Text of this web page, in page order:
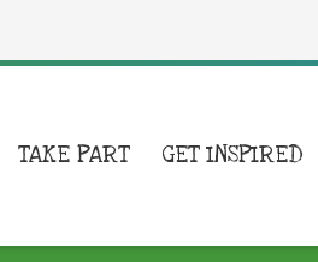
TAKE PART GET INSPIRED